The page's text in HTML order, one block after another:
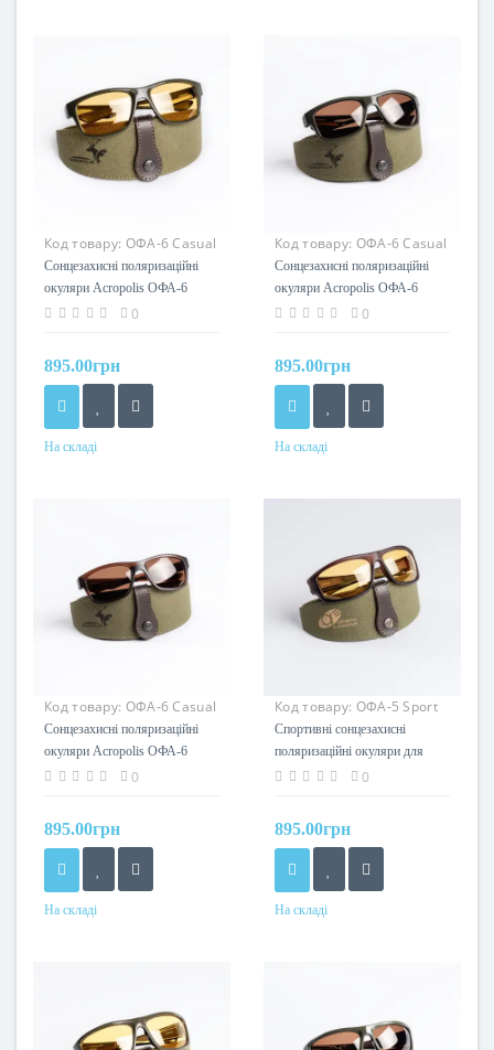
Код товару: ОФА-6 Casual
(ж+х)
Сонцезахисні поляризаційні
окуляри Acropolis ОФА-6
Casual (жовта лінза / оливкова
0
895.00грн
На складі
Код товару: ОФА-6 Casual
(к+х)
Сонцезахисні поляризаційні
окуляри Acropolis ОФА-6
Casual (коричнева лінза /
0
895.00грн
На складі
Код товару: ОФА-6 Casual
(к+к)
Сонцезахисні поляризаційні
окуляри Acropolis ОФА-6
Casual (коричнева лінза та
0
895.00грн
На складі
Код товару: ОФА-5 Sport
(ж+к)
Спортивні сонцезахисні
поляризаційні окуляри для
активного відпочинку
0
895.00грн
На складі